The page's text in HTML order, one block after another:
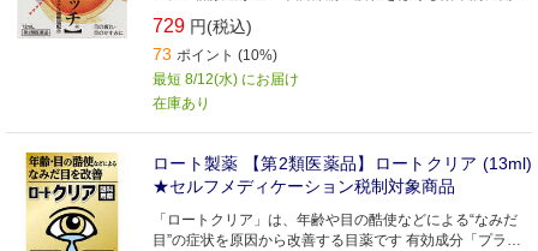
ます パソコンや読書などで、“目が疲れたなぁ”というとき
には「ロートアイストレッチ」
729 円(税込)
73 ポイント (10%)
最短 8/12(水) にお届け
在庫あり
ロート製薬 【第2類医薬品】ロートクリア (13ml)
★セルフメディケーション税制対象商品
「ロートクリア」は、年齢や目の酷使などによる“なみだ
目”の症状を原因から改善する目薬です 有効成分「プラノ